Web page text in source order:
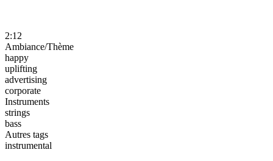
2:12
Ambiance/Thème
happy
uplifting
advertising
corporate
Instruments
strings
bass
Autres tags
instrumental